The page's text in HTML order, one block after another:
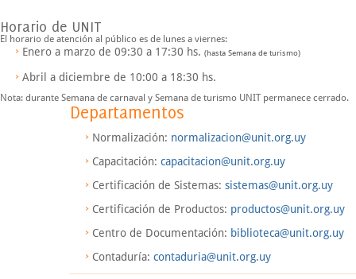
Horario de UNIT
El horario de atención al público es de lunes a viernes:
Enero a marzo de 09:30 a 17:30 hs. (hasta Semana de turismo)
Abril a diciembre de 10:00 a 18:30 hs.
Nota: durante Semana de carnaval y Semana de turismo UNIT permanece cerrado.
Departamentos
Normalización: normalizacion@unit.org.uy
Capacitación: capacitacion@unit.org.uy
Certificación de Sistemas: sistemas@unit.org.uy
Certificación de Productos: productos@unit.org.uy
Centro de Documentación: biblioteca@unit.org.uy
Contaduría: contaduria@unit.org.uy